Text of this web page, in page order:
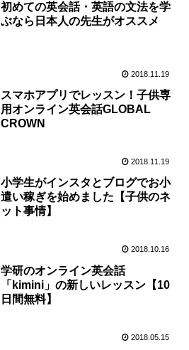
初めての英会話・英語の文法を学
ぶなら日本人の先生がオススメ
2018.11.19
スマホアプリでレッスン！子供専
用オンライン英会話GLOBAL
CROWN
2018.11.19
小学生がインスタとブログでお小
遣い稼ぎを始めました【子供のネ
ット事情】
2018.10.16
学研のオンライン英会話
「kimini」の新しいレッスン【10
日間無料】
2018.05.15